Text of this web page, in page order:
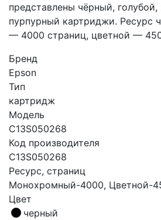
представлены чёрный,
пурпурный картриджи. Ресурс
— 4000 страниц, цветной —
Бренд
Epson
Тип
картридж
Модель
C13S050268
Код производителя
C13S050268
Ресурс, страниц
Монохромный-4000, Цветной-
Цвет
черный